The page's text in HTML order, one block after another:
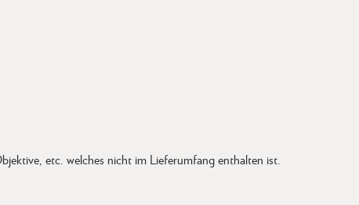
etc. welches nicht im Lieferumfang enthalten ist.